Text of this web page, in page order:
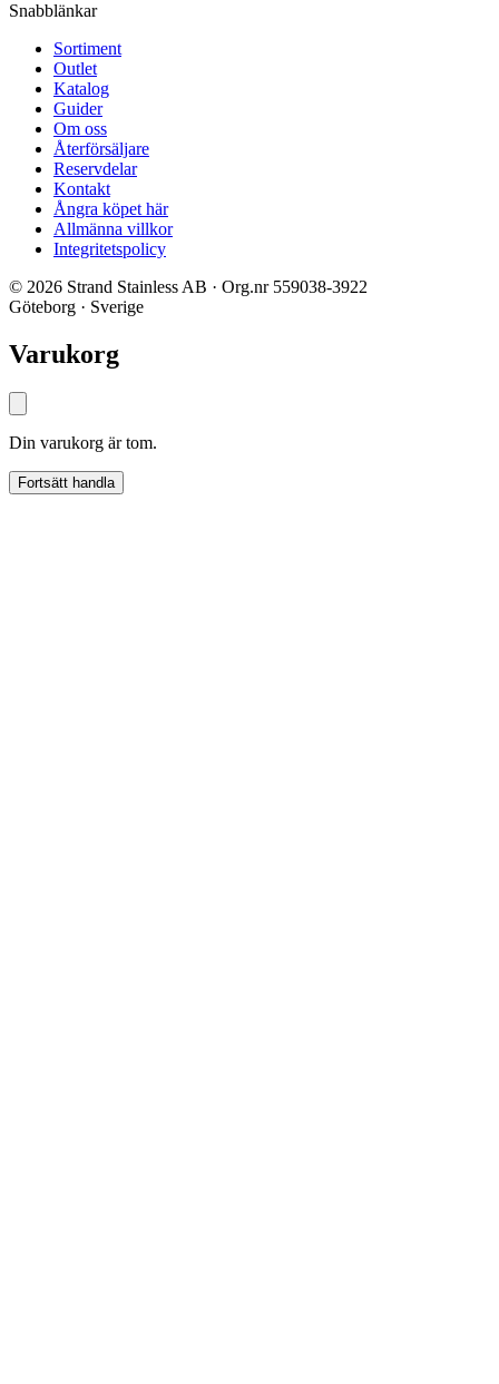
Snabblänkar
Sortiment
Outlet
Katalog
Guider
Om oss
Återförsäljare
Reservdelar
Kontakt
Ångra köpet här
Allmänna villkor
Integritetspolicy
© 2026 Strand Stainless AB · Org.nr 559038-3922
Göteborg · Sverige
Varukorg
Din varukorg är tom.
Fortsätt handla